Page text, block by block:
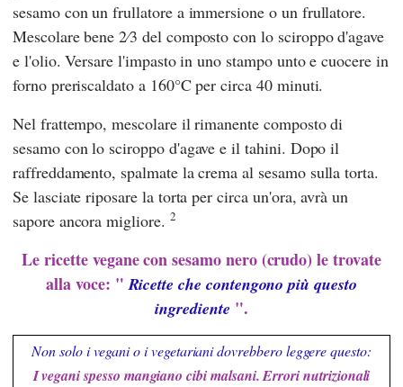
sesamo con un frullatore a immersione o un frullatore.
Mescolare bene 2⁄3 del composto con lo sciroppo d'agave
e l'olio. Versare l'impasto in uno stampo unto e cuocere in
forno preriscaldato a 160°C per circa 40 minuti.
Nel frattempo, mescolare il rimanente composto di
sesamo con lo sciroppo d'agave e il tahini. Dopo il
raffreddamento, spalmate la crema al sesamo sulla torta.
Se lasciate riposare la torta per circa un'ora, avrà un
sapore ancora migliore. 2
Le ricette vegane con sesamo nero (crudo) le trovate
alla voce: "Ricette che contengono più questo
ingrediente ".
Non solo i vegani o i vegetariani dovrebbero leggere questo:
I vegani spesso mangiano cibi malsani. Errori nutrizionali